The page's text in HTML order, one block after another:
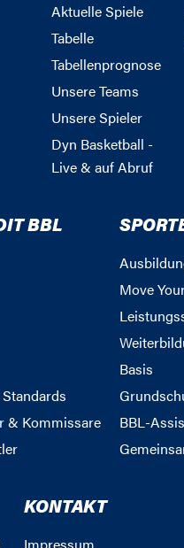
Aktuelle Spiele
Tabelle
Tabellenprognose
Unsere Teams
Unsere Spieler
Dyn Basketball -
Live & auf Abruf
BBL
& Kommissare
Move
Basis
BBL-
KONTAKT